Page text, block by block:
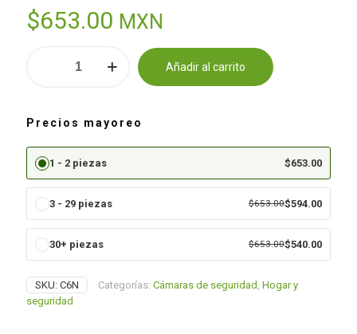
$653.00 MXN
inclinación
inteligente
cantidad
Añadir al carrito
Alternative:
Precios mayoreo
1 - 2 piezas $653.00
3 - 29 piezas $653.00$594.00
30+ piezas $653.00$540.00
SKU: C6N Categorías: Cámaras de seguridad , Hogar y
seguridad